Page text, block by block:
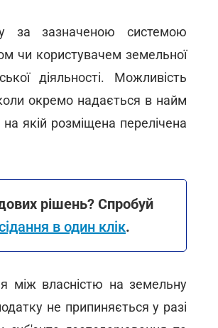
за зазначеною системою
чи користувачем земельної
діяльності. Можливість
окремо надається в найм
якій розміщена перелічена
рішень? Спробуй
в один клік.
між власністю на земельну
не припиняється у разі